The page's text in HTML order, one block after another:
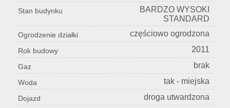
Stan budynku
BARDZO WYSOKI
STANDARD
Ogrodzenie działki częściowo ogrodzona
Rok budowy 2011
Gaz brak
Woda tak - miejska
Dojazd droga utwardzona